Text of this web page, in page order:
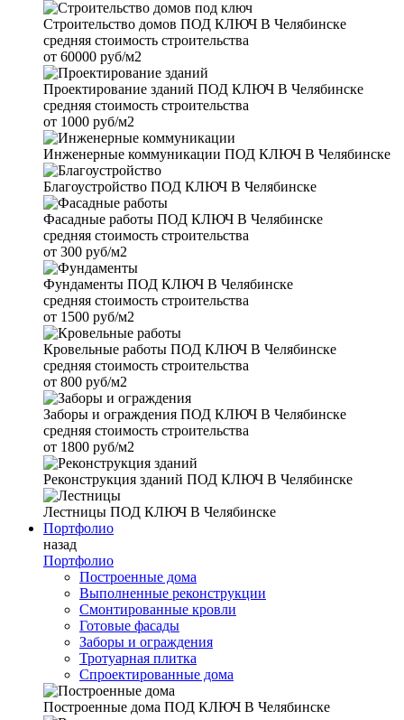
Строительство домов ПОД КЛЮЧ В Челябинске
средняя стоимость строительства
от 60000 руб/м2
Проектирование зданий ПОД КЛЮЧ В Челябинске
средняя стоимость строительства
от 1000 руб/м2
Инженерные коммуникации ПОД КЛЮЧ В Челябинске
Благоустройство ПОД КЛЮЧ В Челябинске
Фасадные работы ПОД КЛЮЧ В Челябинске
средняя стоимость строительства
от 300 руб/м2
Фундаменты ПОД КЛЮЧ В Челябинске
средняя стоимость строительства
от 1500 руб/м2
Кровельные работы ПОД КЛЮЧ В Челябинске
средняя стоимость строительства
от 800 руб/м2
Заборы и ограждения ПОД КЛЮЧ В Челябинске
средняя стоимость строительства
от 1800 руб/м2
Реконструкция зданий ПОД КЛЮЧ В Челябинске
Лестницы ПОД КЛЮЧ В Челябинске
Портфолио
назад
Портфолио
Построенные дома
Выполненные реконструкции
Смонтированные кровли
Готовые фасады
Заборы и ограждения
Тротуарная плитка
Спроектированные дома
Построенные дома ПОД КЛЮЧ В Челябинске